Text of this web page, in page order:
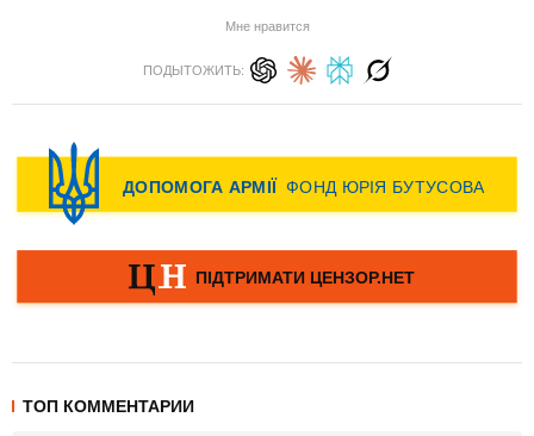
Мне нравится
ПОДЫТОЖИТЬ:
ТОП КОММЕНТАРИИ